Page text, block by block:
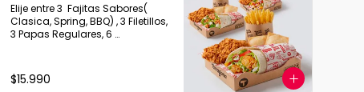
Elije entre 3  Fajitas Sabores(
Clasica, Spring, BBQ) , 3 Filetillos,
3 Papas Regulares, 6
$15.990